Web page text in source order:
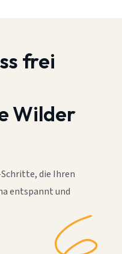
frei
Wilder
die Ihren
entspannt und